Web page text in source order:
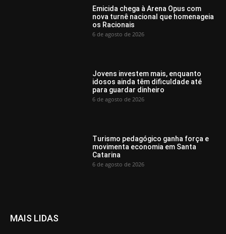
Emicida chega à Arena Opus com
nova turnê nacional que homenageia
os Racionais
6 de agosto de 2026
Jovens investem mais, enquanto
idosos ainda têm dificuldade até
para guardar dinheiro
6 de agosto de 2026
Turismo pedagógico ganha força e
movimenta economia em Santa
Catarina
6 de agosto de 2026
MAIS LIDAS